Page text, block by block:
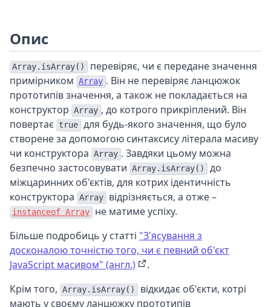
Опис
Array.isArray()
перевіряє, чи є передане значення
примірником Array . Він не перевіряє ланцюжок
прототипів значення, а також не покладається на
конструктор Array , до котрого прикріплений. Він
повертає true для будь-якого значення, що було
створене за допомогою синтаксису літерала масиву
чи конструктора Array . Завдяки цьому можна
безпечно застосовувати Array.isArray()
до
міжцаринних об'єктів, для котрих ідентичність
конструктора Array відрізняється, а отже –
instanceof Array
не матиме успіху.
Більше подробиць у статті "З'ясування з
досконалою точністю того, чи є певний об'єкт
JavaScript масивом" (англ.)
.
Крім того, Array.isArray()
відкидає об'єкти, котрі
мають у своєму ланцюжку прототипів